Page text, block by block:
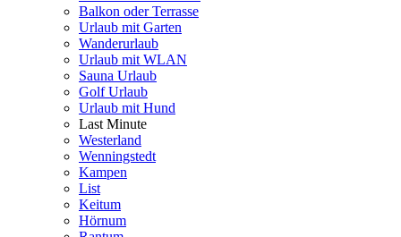
Balkon oder Terrasse
Urlaub mit Garten
Wanderurlaub
Urlaub mit WLAN
Sauna Urlaub
Golf Urlaub
Urlaub mit Hund
Last Minute
Westerland
Wenningstedt
Kampen
List
Keitum
Hörnum